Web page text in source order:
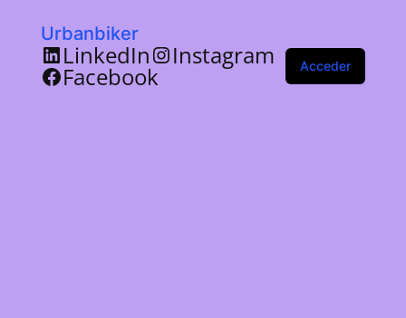
Urbanbiker
LinkedIn Instagram
Facebook Acceder